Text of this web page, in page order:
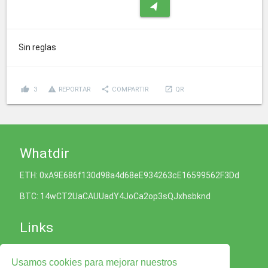
Usamos cookies para mejorar nuestros
navigation
Sin reglas
thumb_up 3 report_problem REPORTAR share COMPARTIR launch QR
Whatdir
ETH: 0xA9E686f130d98a4d68eE934263cE16599562F3Dd
BTC: 14wCT2UaCAUUadY4JoCa2op3sQJxhsbknd
Links
Política de Privacidad